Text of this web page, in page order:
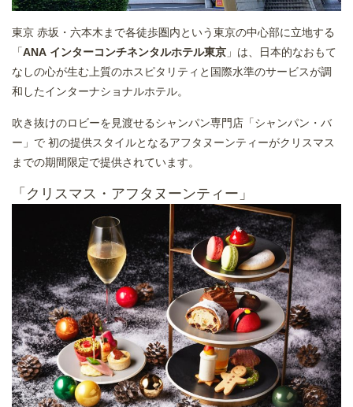
東京 赤坂・六本木まで各徒歩圏内という東京の中心部に立地する
「ANA インターコンチネンタルホテル東京 」は、日本的なおもて
なしの心が生む上質のホスピタリティと国際水準のサービスが調
和したインターナショナルホテル。
吹き抜けのロビーを見渡せるシャンパン専門店「シャンパン・バ
ー」で 初の提供スタイルとなるアフタヌーンティーがクリスマス
までの期間限定で提供されています。
「クリスマス・アフタヌーンティー」